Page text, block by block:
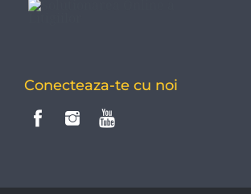
Conecteaza-te cu noi